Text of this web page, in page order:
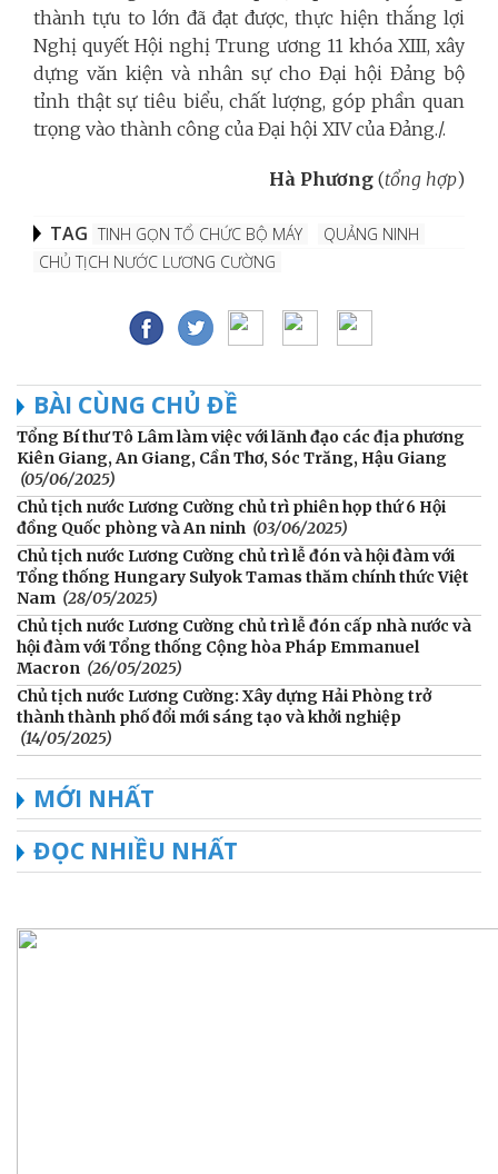
thành tựu to lớn đã đạt được, thực hiện thắng lợi
Nghị quyết Hội nghị Trung ương 11 khóa XIII, xây
dựng văn kiện và nhân sự cho Đại hội Đảng bộ
tỉnh thật sự tiêu biểu, chất lượng, góp phần quan
trọng vào thành công của Đại hội XIV của Đảng./.
Hà Phương (tổng hợp)
TAG TINH GỌN TỔ CHỨC BỘ MÁY
QUẢNG NINH
CHỦ TỊCH NƯỚC LƯƠNG CƯỜNG
BÀI CÙNG CHỦ ĐỀ
Tổng Bí thư Tô Lâm làm việc với lãnh đạo các địa phương
Kiên Giang, An Giang, Cần Thơ, Sóc Trăng, Hậu Giang
(05/06/2025)
Chủ tịch nước Lương Cường chủ trì phiên họp thứ 6 Hội
đồng Quốc phòng và An ninh (03/06/2025)
Chủ tịch nước Lương Cường chủ trì lễ đón và hội đàm với
Tổng thống Hungary Sulyok Tamas thăm chính thức Việt
Nam (28/05/2025)
Chủ tịch nước Lương Cường chủ trì lễ đón cấp nhà nước và
hội đàm với Tổng thống Cộng hòa Pháp Emmanuel
Macron (26/05/2025)
Chủ tịch nước Lương Cường: Xây dựng Hải Phòng trở
thành thành phố đổi mới sáng tạo và khởi nghiệp
(14/05/2025)
MỚI NHẤT
ĐỌC NHIỀU NHẤT